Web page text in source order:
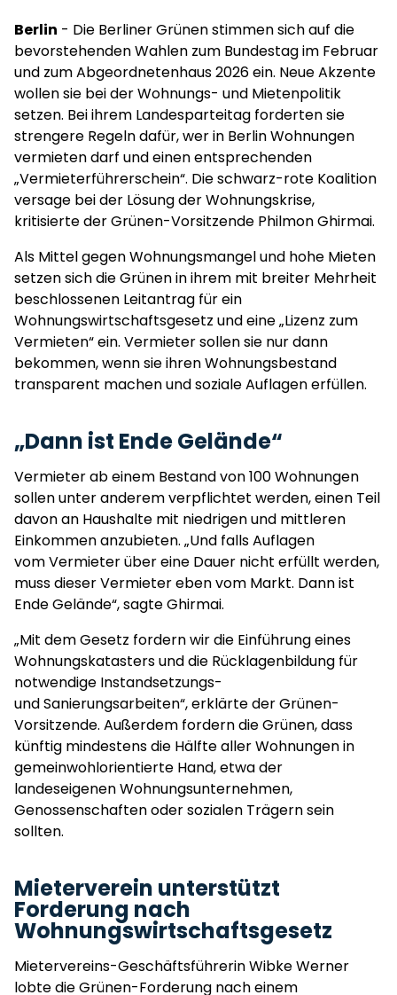
Berlin - Die Berliner Grünen stimmen sich auf die
bevorstehenden Wahlen zum Bundestag im Februar
und zum Abgeordnetenhaus 2026 ein. Neue Akzente
wollen sie bei der Wohnungs- und Mietenpolitik
setzen. Bei ihrem Landesparteitag forderten sie
strengere Regeln dafür, wer in Berlin Wohnungen
vermieten darf und einen entsprechenden
„Vermieterführerschein“. Die schwarz-rote Koalition
versage bei der Lösung der Wohnungskrise,
kritisierte der Grünen-Vorsitzende Philmon Ghirmai.
Als Mittel gegen Wohnungsmangel und hohe Mieten
setzen sich die Grünen in ihrem mit breiter Mehrheit
beschlossenen Leitantrag für ein
Wohnungswirtschaftsgesetz und eine „Lizenz zum
Vermieten“ ein. Vermieter sollen sie nur dann
bekommen, wenn sie ihren Wohnungsbestand
transparent machen und soziale Auflagen erfüllen.
„Dann ist Ende Gelände“
Vermieter ab einem Bestand von 100 Wohnungen
sollen unter anderem verpflichtet werden, einen Teil
davon an Haushalte mit niedrigen und mittleren
Einkommen anzubieten. „Und falls Auflagen
vom Vermieter über eine Dauer nicht erfüllt werden,
muss dieser Vermieter eben vom Markt. Dann ist
Ende Gelände“, sagte Ghirmai.
„Mit dem Gesetz fordern wir die Einführung eines
Wohnungskatasters und die Rücklagenbildung für
notwendige Instandsetzungs-
und Sanierungsarbeiten“, erklärte der Grünen-
Vorsitzende. Außerdem fordern die Grünen, dass
künftig mindestens die Hälfte aller Wohnungen in
gemeinwohlorientierte Hand, etwa der
landeseigenen Wohnungsunternehmen,
Genossenschaften oder sozialen Trägern sein
sollten.
Mieterverein unterstützt
Forderung nach
Wohnungswirtschaftsgesetz
Mietervereins-Geschäftsführerin Wibke Werner
lobte die Grünen-Forderung nach einem